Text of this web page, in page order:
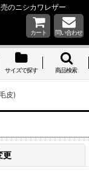
のニシカワレザー
カート 問い合わせ
サイズで探す 商品検索
皮)
更